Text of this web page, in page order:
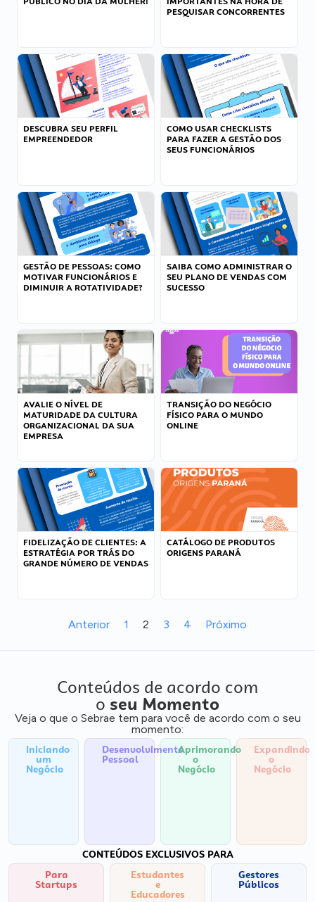
PESQUISAR CONCORRENTES
DESCUBRA SEU PERFIL
EMPREENDEDOR
COMO USAR CHECKLISTS
PARA FAZER A GESTÃO DOS
SEUS FUNCIONÁRIOS
GESTÃO DE PESSOAS: COMO
MOTIVAR FUNCIONÁRIOS E
DIMINUIR A ROTATIVIDADE?
SAIBA COMO ADMINISTRAR O
SEU PLANO DE VENDAS COM
SUCESSO
AVALIE O NÍVEL DE
MATURIDADE DA CULTURA
ORGANIZACIONAL DA SUA
EMPRESA
TRANSIÇÃO DO NEGÓCIO
FÍSICO PARA O MUNDO
ONLINE
FIDELIZAÇÃO DE CLIENTES: A
ESTRATÉGIA POR TRÁS DO
GRANDE NÚMERO DE VENDAS
CATÁLOGO DE PRODUTOS
ORIGENS PARANÁ
Anterior 1 2 3 4 Próximo
Conteúdos de acordo com
o seu Momento
Veja o que o Sebrae tem para você de acordo com o seu
momento:
Iniciando
um
Negócio
Desenvolvimento
Pessoal
Aprimorando
o
Negócio
Expandindo
o
Negócio
CONTEÚDOS EXCLUSIVOS PARA
Para
Startups
Estudantes
e
Educadores
Gestores
Públicos